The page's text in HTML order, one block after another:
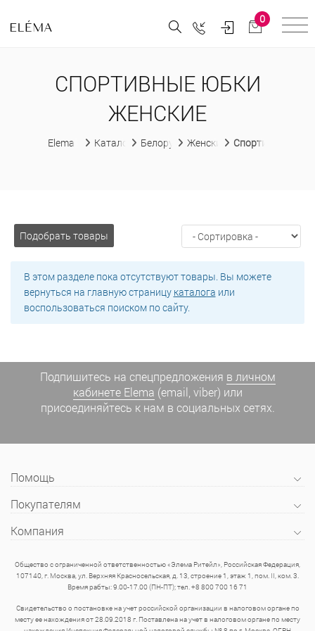
0
СПОРТИВНЫЕ ЮБКИ
ЖЕНСКИЕ
Elema Каталог Белорусская женская одежда
Женские юбкиСпортивные
Подобрать товары
В этом разделе пока отсутствуют товары. Вы можете
вернуться на главную страницу каталога или
воспользоваться поиском по сайту.
Подпишитесь на спецпредложения в личном
кабинете Elema (email, viber) или
присоединяйтесь к нам в социальных сетях.
Помощь
Покупателям
Компания
Общество с ограниченной ответственностью «Элема Ритейл», Российская Федерация,
107140, г. Москва, ул. Верхняя Красносельская, д. 13, строение 1, этаж 1, пом. II, ком. 3.
Время рабты: 9.00-17.00 (ПН-ПТ); тел. +8 800 700 16 71
Свидетельство о постановке на учет российской организации в налоговом органе по
месту ее нахождения от 28.09.2018 г. Поставлена на учет в налоговом органе по месту